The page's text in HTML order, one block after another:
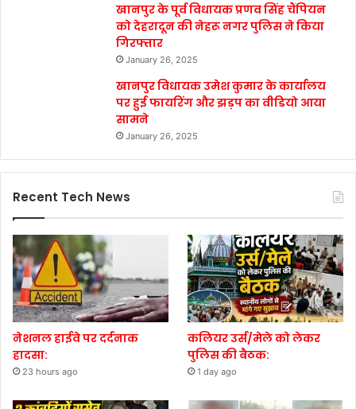
खानपुर के पूर्व विधायक प्रणव सिंह चैंपियन
को देहरादून की नेहरू नगर पुलिस ने किया
गिरफ्तार
January 26, 2025
खानपुर विधायक उमेश कुमार के कार्यालय
पर हुई फायरिंग और झड़प का वीडियो आया
सामने
January 26, 2025
Recent Tech News
नेशनल हाईवे पर दर्दनाक
हादसा:
23 hours ago
कलियर उर्स/मेले को लेकर
पुलिस की बैठक:
1 day ago